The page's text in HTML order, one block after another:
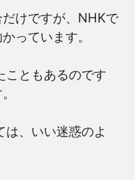
けですが、NHKで
っています。
こともあるのです
は、いい迷惑のよ